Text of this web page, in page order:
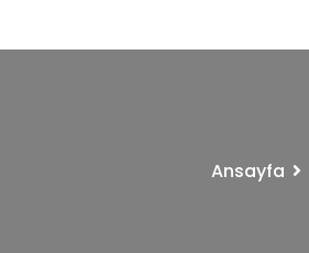
Ansayfa